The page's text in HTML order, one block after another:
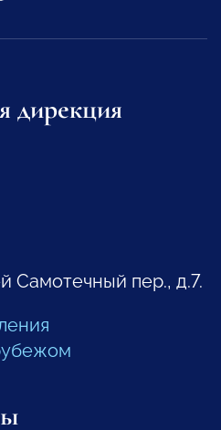
дирекция
Самотечный пер., д.7.